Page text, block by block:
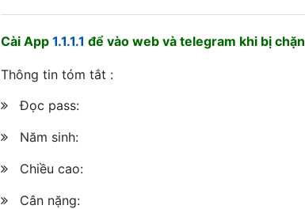
Cài App 1.1.1.1 để vào web và telegram khi bị chặn
Thông tin tóm tắt :
Đọc pass:
Năm sinh:
Chiều cao:
Cân nặng: